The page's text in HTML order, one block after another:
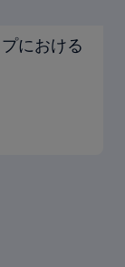
における